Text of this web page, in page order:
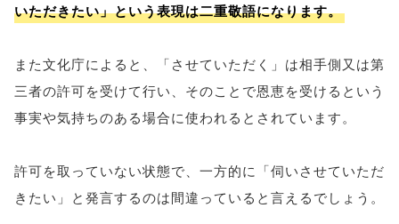
いただきたい」という表現は二重敬語になります。
また文化庁によると、「させていただく」は相手側又は第
三者の許可を受けて行い、そのことで恩恵を受けるという
事実や気持ちのある場合に使われるとされています。
許可を取っていない状態で、一方的に「伺いさせていただ
きたい」と発言するのは間違っていると言えるでしょう。